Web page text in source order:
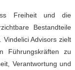
Freiheit und die
Bestandteile
Advisors zielt
Führungskräften zu
Verantwortung und